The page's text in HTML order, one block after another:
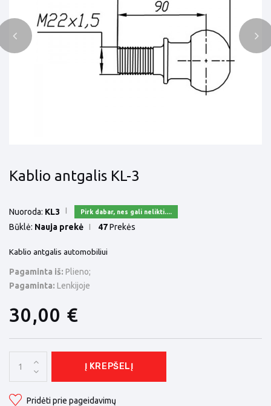
Kablio antgalis KL-3
Nuoroda: KL3 Pirk dabar, nes gali nelikti....
Būklė: Nauja prekė 47Prekės
Kablio antgalis automobiliui
Pagaminta iš: Plieno;
Pagaminta: Lenkijoje
30,00 €
Į KREPŠELĮ
Pridėti prie pageidavimų